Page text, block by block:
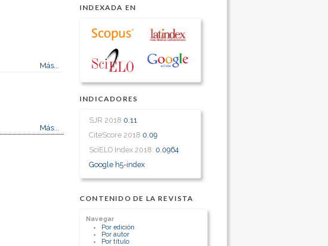
INDEXADA EN
INDICADORES
SJR 2018 0.11
CiteScore 2018 0.09
SciELO Index 2018: 0.0964
Google h5-index
CONTENIDO DE LA REVISTA
Navegar
Por edición
Por autor
Por título
Más...
Más...